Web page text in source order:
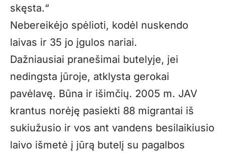
skęsta.“
Nebereikėjo spėlioti, kodėl nuskendo
laivas ir 35 jo įgulos nariai.
Dažniausiai pranešimai butelyje, jei
nedingsta jūroje, atklysta gerokai
pavėlavę. Būna ir išimčių. 2005 m. JAV
krantus norėję pasiekti 88 migrantai iš
sukiužusio ir vos ant vandens besilaikiusio
laivo išmetė į jūrą butelį su pagalbos